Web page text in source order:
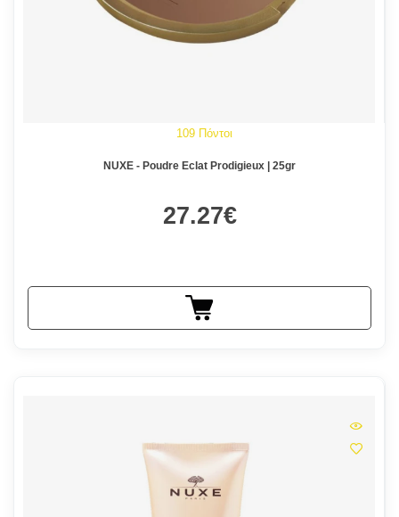
109 Πόντοι
NUXE - Poudre Eclat Prodigieux | 25gr
27.27€